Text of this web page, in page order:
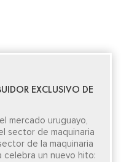
EXCLUSIVO DE
mercado uruguayo,
sector de maquinaria
de la maquinaria
celebra un nuevo hito: